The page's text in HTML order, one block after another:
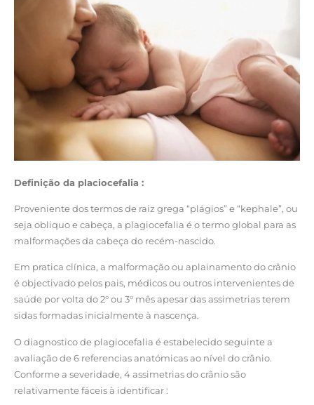
Definição da placiocefalia :
Proveniente dos termos de raiz grega “plágios” e “kephale”, ou
seja obliquo e cabeça, a plagiocefalia é o termo global para as
malformações da cabeça do recém-nascido.
Em pratica clínica, a malformação ou aplainamento do crânio
é objectivado pelos pais, médicos ou outros intervenientes de
saúde por volta do 2° ou 3° mês apesar das assimetrias terem
sidas formadas inicialmente à nascença.
O diagnostico de plagiocefalia é estabelecido seguinte a
avaliação de 6 referencias anatómicas ao nível do crânio.
Conforme a severidade, 4 assimetrias do crânio são
relativamente fáceis à identificar :